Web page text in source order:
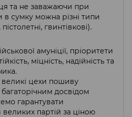
та не заважаючи при
в сумку можна різні типи
гвинтівкові).
амуніції, пріоритети
міцність, надійність та
цехи пошиву
багаторічним досвідом
гарантувати
партій за ціною